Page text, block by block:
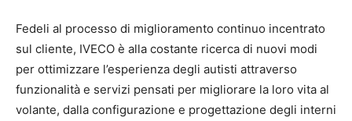
Fedeli al processo di miglioramento continuo incentrato
sul cliente, IVECO è alla costante ricerca di nuovi modi
per ottimizzare l’esperienza degli autisti attraverso
funzionalità e servizi pensati per migliorare la loro vita al
volante, dalla configurazione e progettazione degli interni